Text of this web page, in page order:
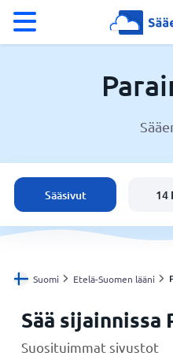
Suomi
Sijaintini
Koti
Sääsivut 14
Suomi Etelä-Suomen lääni
Sää sijainnissa
Suosituimmat sivustot